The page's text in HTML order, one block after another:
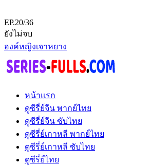
EP.20/36
ยังไม่จบ
องค์หญิงเจาหยาง
หน้าแรก
ดูซีรี่ย์จีน พากย์ไทย
ดูซีรี่ย์จีน ซับไทย
ดูซีรี่ย์เกาหลี พากย์ไทย
ดูซีรี่ย์เกาหลี ซับไทย
ดูซีรี่ย์ไทย